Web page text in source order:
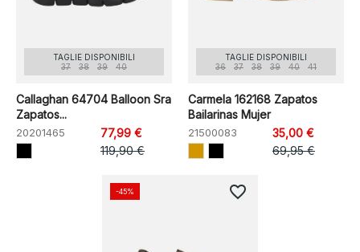
TAGLIE DISPONIBILI
37
38 39 40
Callaghan 64704 Balloon Sra
Zapatos...
20201465
77,99 €
119,90 €
TAGLIE DISPONIBILI
36
37 38 39 40 41
Carmela 162168 Zapatos
Bailarinas Mujer
21500083
35,00 €
69,95 €
-45% favorite_border